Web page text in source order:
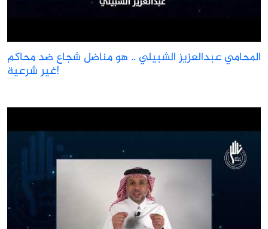
المحامي عبدالعزيز الشبيلي .. هو مناضل شجاع ضد محاكم
غير شرعية!